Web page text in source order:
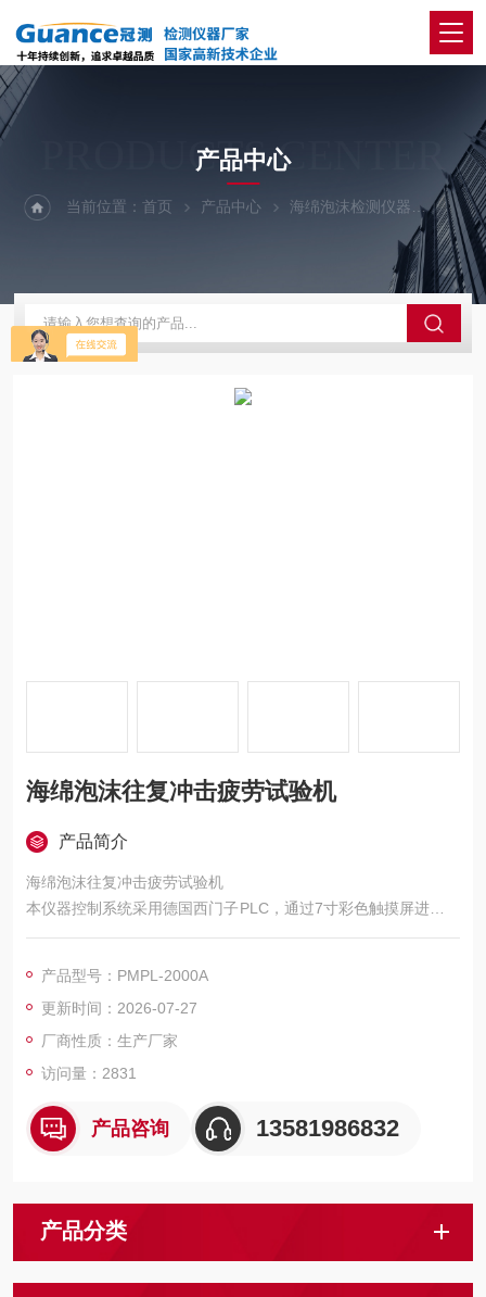
PRODUCTS CENTER
产品中心
当前位置：首页 产品中心 海绵泡沫检测仪器 海绵
海绵泡沫往复冲击疲劳试验机
产品简介
海绵泡沫往复冲击疲劳试验机
本仪器控制系统采用德国西门子PLC，通过7寸彩色触摸屏进行参
数设置和操作，可以根据实验需要设定冲击负荷及实验次数和冲
加，冲击载荷小于设定冲击负荷时能够自动调节试样托盘的高
度，使冲击负荷始终保持在设定的冲击负荷范围内，当试验完成
后，具有报警提示！
产品型号：PMPL-2000A
更新时间：2026-07-27
厂商性质：生产厂家
访问量：2831
产品咨询 13581986832
产品分类